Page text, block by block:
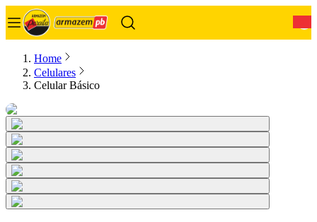
Home
Celulares
Celular Básico